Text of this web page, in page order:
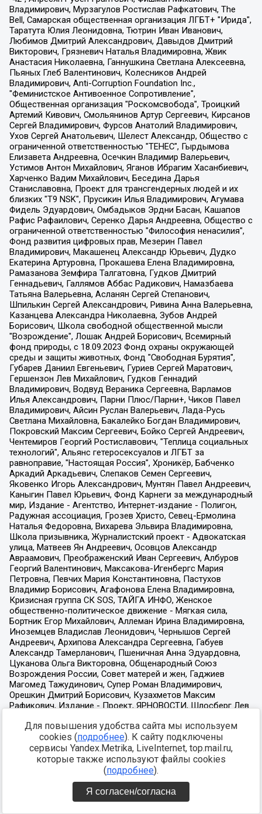
Для повышения удобства сайта мы используем
cookies (подробнее). К сайту подключены
сервисы Yandex.Metrika, LiveInternet, top.mail.ru,
которые также используют файлы cookies
(подробнее).
Я согласен/согласна